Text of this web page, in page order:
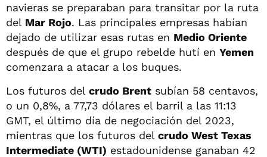
navieras se preparaban para transitar por la ruta
del Mar Rojo. Las principales empresas habían
dejado de utilizar esas rutas en Medio Oriente
después de que el grupo rebelde hutí en Yemen
comenzara a atacar a los buques.
Los futuros del crudo Brent subían 58 centavos,
o un 0,8%, a 77,73 dólares el barril a las 11:13
GMT, el último día de negociación del 2023,
mientras que los futuros del crudo West Texas
Intermediate (WTI) estadounidense ganaban 42